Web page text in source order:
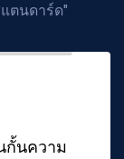
ตนดาร์ด"
กั้นความ